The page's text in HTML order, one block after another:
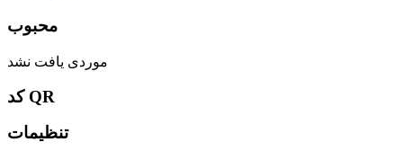
محبوب
موردی یافت نشد
کد QR
تنظیمات